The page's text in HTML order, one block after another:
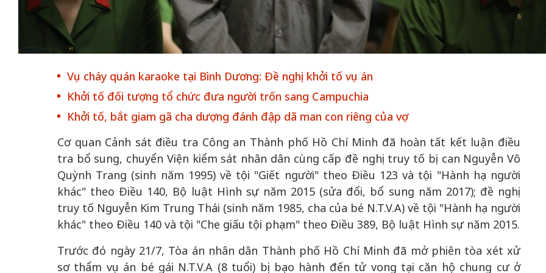
Vụ cháy quán karaoke tại Bình Dương: Đề nghị khởi tố vụ án
Khởi tố đối tượng tổ chức đưa người trốn sang Campuchia
Khởi tố, bắt giam gã cha dượng đánh đập dã man con riêng của vợ
Cơ quan Cảnh sát điều tra Công an Thành phố Hồ Chí Minh đã hoàn tất kết luận điều
tra bổ sung, chuyển Viện kiểm sát nhân dân cùng cấp đề nghị truy tố bị can Nguyễn Võ
Quỳnh Trang (sinh năm 1995) về tội "Giết người" theo Điều 123 và tội "Hành hạ người
khác" theo Điều 140, Bộ luật Hình sự năm 2015 (sửa đổi, bổ sung năm 2017); đề nghị
truy tố Nguyễn Kim Trung Thái (sinh năm 1985, cha của bé N.T.V.A) về tội "Hành hạ người
khác" theo Điều 140 và tội "Che giấu tội phạm" theo Điều 389, Bộ luật Hình sự năm 2015.
Trước đó ngày 21/7, Tòa án nhân dân Thành phố Hồ Chí Minh đã mở phiên tòa xét xử
sơ thẩm vụ án bé gái N.T.V.A (8 tuổi) bị bạo hành đến tử vong tại căn hộ chung cư ở
Hà Nội vững bước vào
không gian phát triển
mới - Kỳ 5: Thủ đô qua
lăng kính số hóa
50 năm Việt Nam gia
nhập UNESCO: Khơi
nguồn nội lực văn hóa,
tạo | Kỳ 4: Sáng kiến
làm nên diện mạo mới
nhập UNESCO: Khơi
nguồn nội lực văn hóa,
tạo | Kỳ 3: Hội nhập
quốc tế bằng bản lĩnh
Việt Nam
tạo | Kỳ 1:
hòa bình thể
quyết định